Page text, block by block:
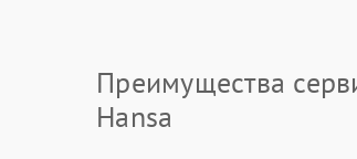
Преимущества
Hansa